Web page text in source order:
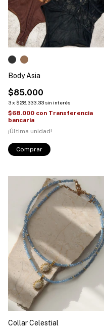
Body Asia
$85.000
3x $28.333,33 sin interés
$68.000 con Transferencia
bancaria
¡Última unidad!
Comprar
Collar Celestial